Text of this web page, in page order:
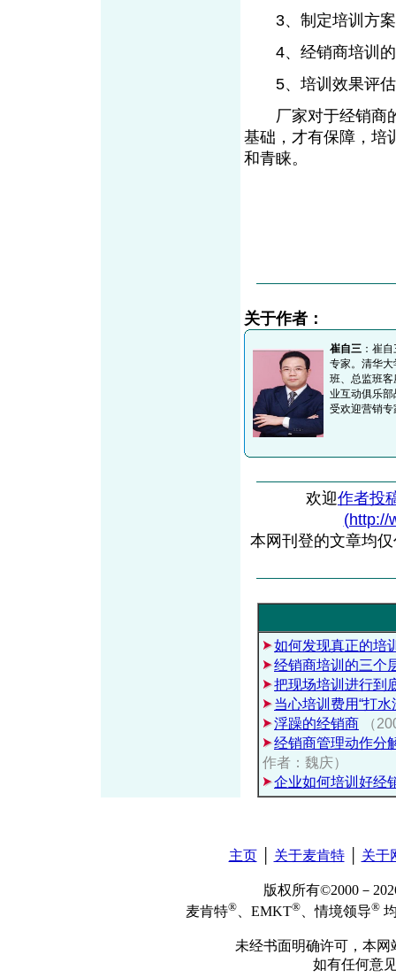
3、制定培训方案
4、经销商培训的
5、培训效果评估
厂家对于经销商的
基础，才有保障，培
和青睐。
关于作者：
崔自三 ：崔
专家。清华
班、总监班
业互动俱乐部
受欢迎营销专
欢迎作者投
(http://
本网刊登的文章均
如何发现真正的培
经销商培训的三个
把现场培训进行到
当心培训费用“打水
浮躁的经销商
（
经销商管理动作分
作者：魏庆）
企业如何培训好经
主页│ 关于麦肯特│ 关于
版权所有©2000－
麦肯特® 、EMKT® 、情境领导®
未经书面明确许可，本
如有任何意